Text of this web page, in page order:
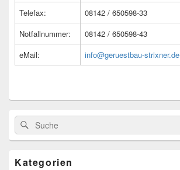
Telefax:
08142 / 650598-33
Notfallnummer:
08142 / 650598-43
eMail:
info@geruestbau-strixner.de
Suche
nach:
Suche
Kategorien